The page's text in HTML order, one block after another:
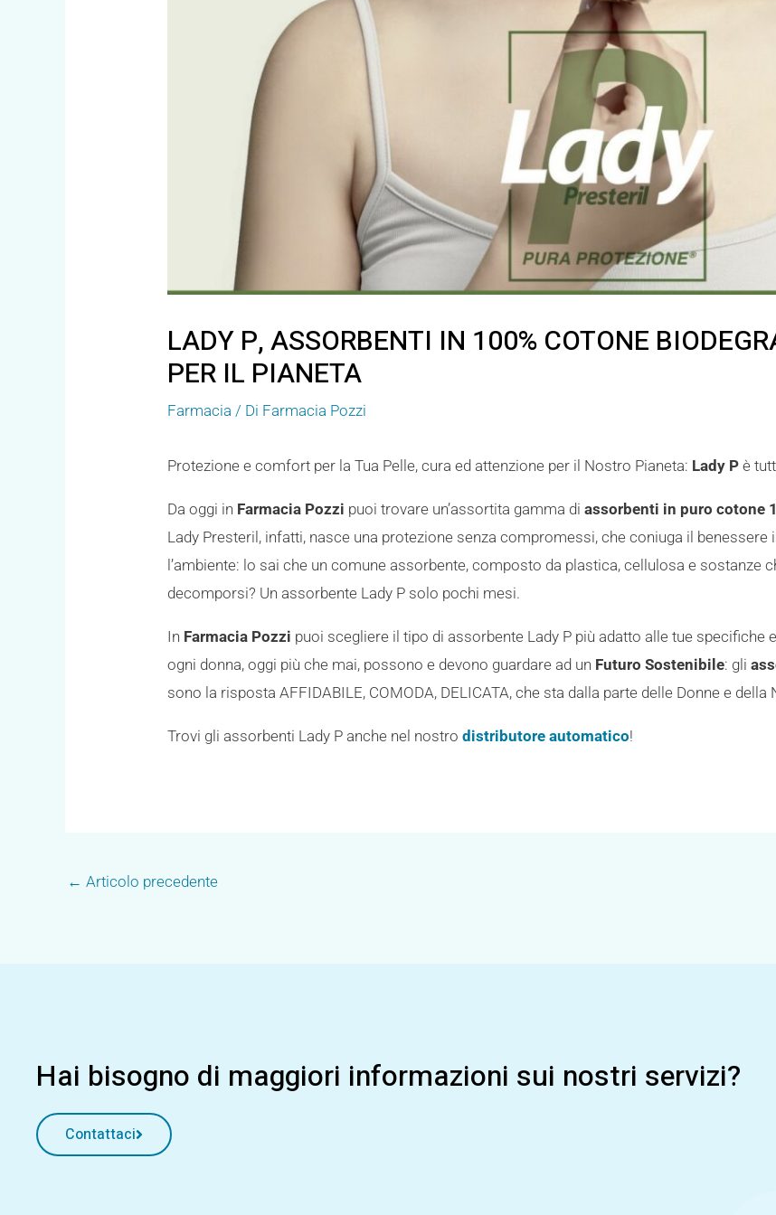
LADY P, ASSORBENTI IN 100% COTONE
PER IL PIANETA
Farmacia / Di Farmacia Pozzi
Protezione e comfort per la Tua Pelle, cura ed attenzione per il Nostro Pianeta: Lady P è
Da oggi in Farmacia Pozzi puoi trovare un’assortita gamma diassorbenti in puro cotone
Lady Presteril, infatti, nasce una protezione senza compromessi, che coniuga il
l’ambiente: lo sai che un comune assorbente, composto da plastica, cellulosa e sostanze
decomporsi? Un assorbente Lady P solo pochi mesi.
In Farmacia Pozzi puoi scegliere il tipo di assorbente Lady P più adatto alle tue specifiche
ogni donna, oggi più che mai, possono e devono guardare ad un Futuro Sostenibile: gli
sono la risposta AFFIDABILE, COMODA, DELICATA, che sta dalla parte delle Donne e
Trovi gli assorbenti Lady P anche nel nostrodistributore automatico!
← Articolo precedente
Hai bisogno di maggiori informazioni sui nostri servizi?
Contattaci